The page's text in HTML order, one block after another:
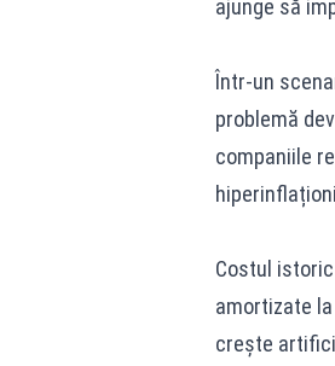
ajunge să
Într-un
problemă
companiile
Costul
amortizate
crește